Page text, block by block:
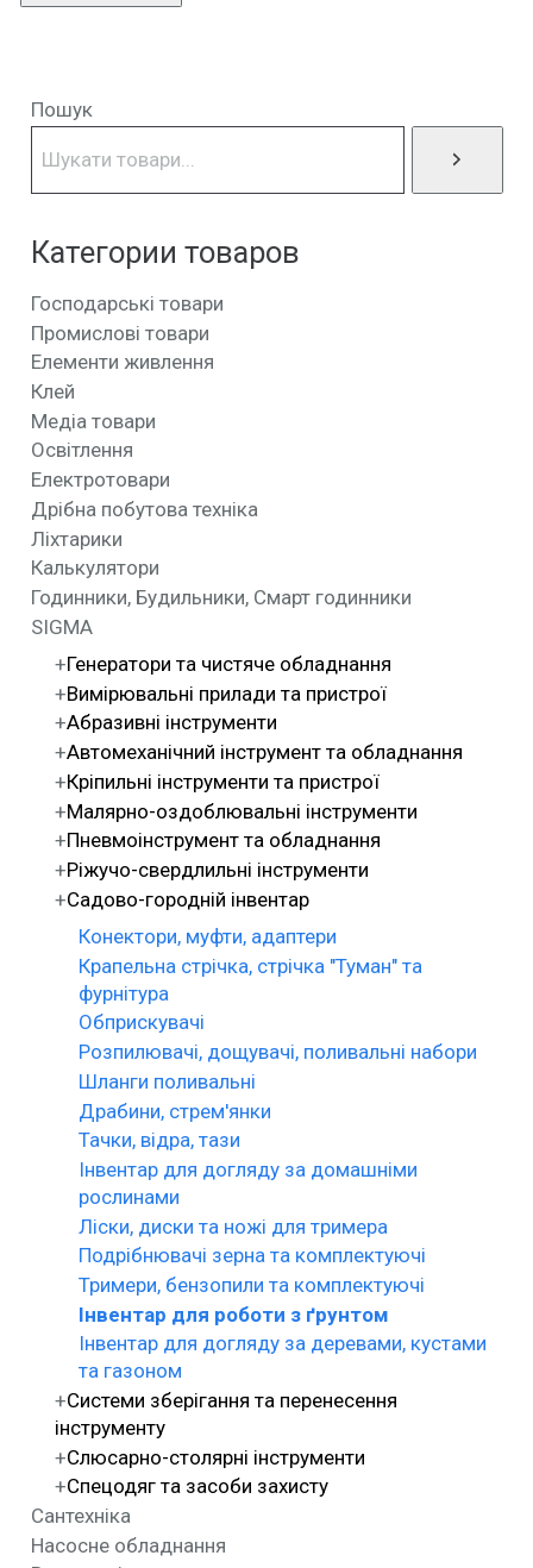
Пошук
Категории товаров
Господарські товари
Промислові товари
Елементи живлення
Клей
Медіа товари
Освітлення
Електротовари
Дрібна побутова техніка
Ліхтарики
Калькулятори
Годинники, Будильники, Смарт годинники
SIGMA
Генератори та чистяче обладнання
Вимірювальні прилади та пристрої
Абразивні інструменти
Автомеханічний інструмент та обладнання
Кріпильні інструменти та пристрої
Малярно-оздоблювальні інструменти
Пневмоінструмент та обладнання
Ріжучо-свердлильні інструменти
Садово-городній інвентар
Конектори, муфти, адаптери
Крапельна стрічка, стрічка "Туман" та
фурнітура
Обприскувачі
Розпилювачі, дощувачі, поливальні набори
Шланги поливальні
Драбини, стрем'янки
Тачки, відра, тази
Інвентар для догляду за домашніми
рослинами
Ліски, диски та ножі для тримера
Подрібнювачі зерна та комплектуючі
Тримери, бензопили та комплектуючі
Інвентар для роботи з ґрунтом
Інвентар для догляду за деревами, кустами
та газоном
Системи зберігання та перенесення
інструменту
Слюсарно-столярні інструменти
Спецодяг та засоби захисту
Сантехніка
Насосне обладнання